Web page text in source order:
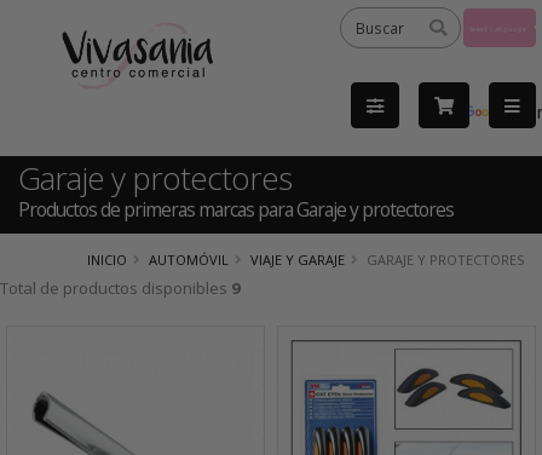
by
Garaje y protectores
Productos de primeras marcas para Garaje y protectores
INICIO AUTOMÓVIL VIAJE Y GARAJE GARAJE Y PROTECTORES
Total de productos disponibles 9